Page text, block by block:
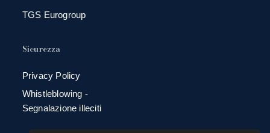
TGS Eurogroup
Sicurezza
Privacy Policy
Whistleblowing -
Segnalazione illeciti